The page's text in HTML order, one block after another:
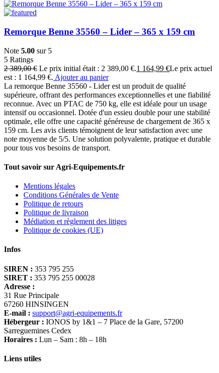
Remorque Benne 35560 – Lider – 365 x 159 cm
Note 5.00 sur 5
5 Ratings
2 389,00€ Le prix initial était : 2 389,00 €.1 164,99 €Le prix actuel
est : 1 164,99 €. Ajouter au panier
La remorque Benne 35560 - Lider est un produit de qualité
supérieure, offrant des performances exceptionnelles et une fiabilité
reconnue. Avec un PTAC de 750 kg, elle est idéale pour un usage
intensif ou occasionnel. Dotée d'un essieu double pour une stabilité
optimale, elle offre une capacité généreuse de chargement de 365 x
159 cm. Les avis clients témoignent de leur satisfaction avec une
note moyenne de 5/5. Une solution polyvalente, pratique et durable
pour tous vos besoins de transport.
Tout savoir sur Agri-Equipements.fr
Mentions légales
Conditions Générales de Vente
Politique de retours
Politique de livraison
Médiation et règlement des litiges
Politique de cookies (UE)
Infos
SIREN : 353 795 255
SIRET : 353 795 255 00028
Adresse :
31 Rue Principale
67260 HINSINGEN
E-mail : support@agri-equipements.fr
Hébergeur : IONOS by 1&1 – 7 Place de la Gare, 57200
Sarreguemines Cedex
Horaires : Lun – Sam : 8h – 18h
Liens utiles